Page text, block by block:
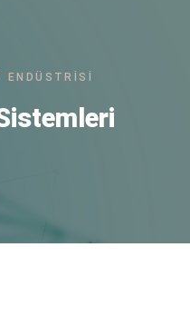
ENDÜSTRISI